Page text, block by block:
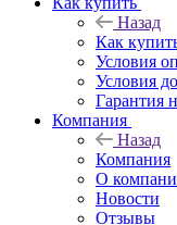
Назад
Как
Условия
Условия
Гарантия
Компания
Назад
Компания
О
Новости
Отзывы